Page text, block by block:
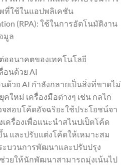
ที่ใช้ในแอปพลิเคชัน
(RPA): ใช้ในการอัตโนมัติงาน
มูล
ออนาคตของเทคโนโลยี
อนด้วย AI
วย AI กำลังกลายเป็นสิ่งที่ขาดไม่
ใหม่ เครื่องมือต่างๆ เช่น กลไก
สอบโค้ดอัจฉริยะใช้ประโยชน์จา
ครื่องเพื่อแนะนำสไนปเป็ตโค้ด
และปรับแต่งโค้ดให้เหมาะสม
ะบวนการพัฒนาและปรับปรุง
วยให้นักพัฒนาสามารถมุ่งเน้นไป